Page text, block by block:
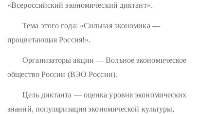
«Всероссийский экономический диктант».
Тема этого года: «Сильная экономика —
процветающая Россия!».
Организаторы акции — Вольное экономическое
общество России (ВЭО России).
Цель диктанта — оценка уровня экономических
знаний, популяризация экономической культуры,